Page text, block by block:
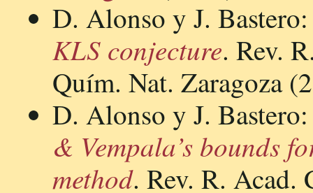
D. Alonso y J.
KLS conjecture. Rev.
Quím. Nat. Zaragoza
D. Alonso y J.
& Vempala’s bounds
method. Rev. R. Acad.